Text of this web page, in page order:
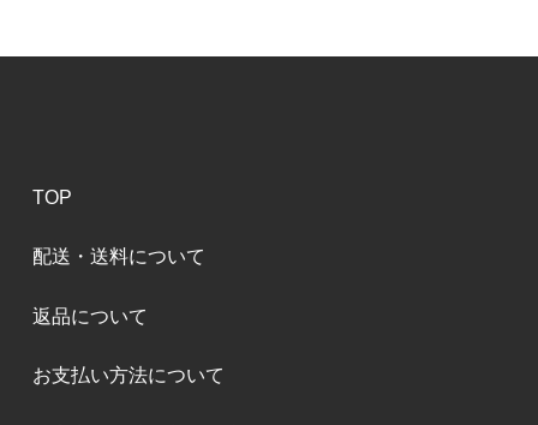
TOP
配送・送料について
返品について
お支払い方法について